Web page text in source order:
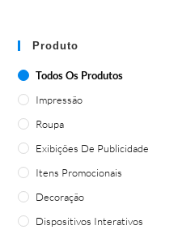
Produto
Todos Os Produtos
Impressão
Roupa
Exibições De Publicidade
Itens Promocionais
Decoração
Dispositivos Interativos